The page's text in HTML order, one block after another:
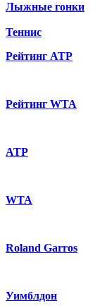
Лыжные гонки
Теннис
Рейтинг ATP
Рейтинг WTA
ATP
WTA
Roland Garros
Уимблдон